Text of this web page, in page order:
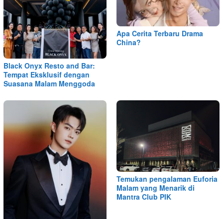
Black Onyx Resto and Bar:
Tempat Eksklusif dengan
Suasana Malam Menggoda
Apa Cerita Terbaru Drama
China?
Temukan pengalaman Euforia
Malam yang Menarik di
Mantra Club PIK